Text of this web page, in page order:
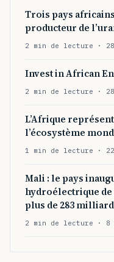
Trois pays
producteur de
2 min de lecture · 28
Invest in African
2 min de lecture ·
L’Afrique
l’écosystème
1 min de lecture · 22
Mali : le pays
hydroélectrique de
plus de 283
2 min de lecture · 8